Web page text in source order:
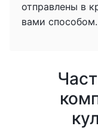
отправлены в
вами способом.